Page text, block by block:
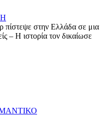
πίστεψε στην Ελλάδα σε
– Η ιστορία τον δικαίωσε